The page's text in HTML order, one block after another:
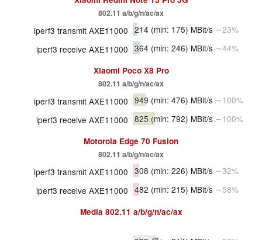
802.11 a/b/g/n/ac/ax
iperf3 transmit AXE11000 214 (min: 175) MBit/s ∼23%
iperf3 receive AXE11000 364 (min: 246) MBit/s ∼44%
Xiaomi Poco X8 Pro
802.11 a/b/g/n/ac/ax
iperf3 transmit AXE11000 949 (min: 476) MBit/s ∼100%
iperf3 receive AXE11000 825 (min: 792) MBit/s ∼100%
Motorola Edge 70 Fusion
802.11 a/b/g/n/ac/ax
iperf3 transmit AXE11000 308 (min: 226) MBit/s ∼32%
iperf3 receive AXE11000 482 (min: 215) MBit/s ∼58%
Media 802.11 a/b/g/n/ac/ax